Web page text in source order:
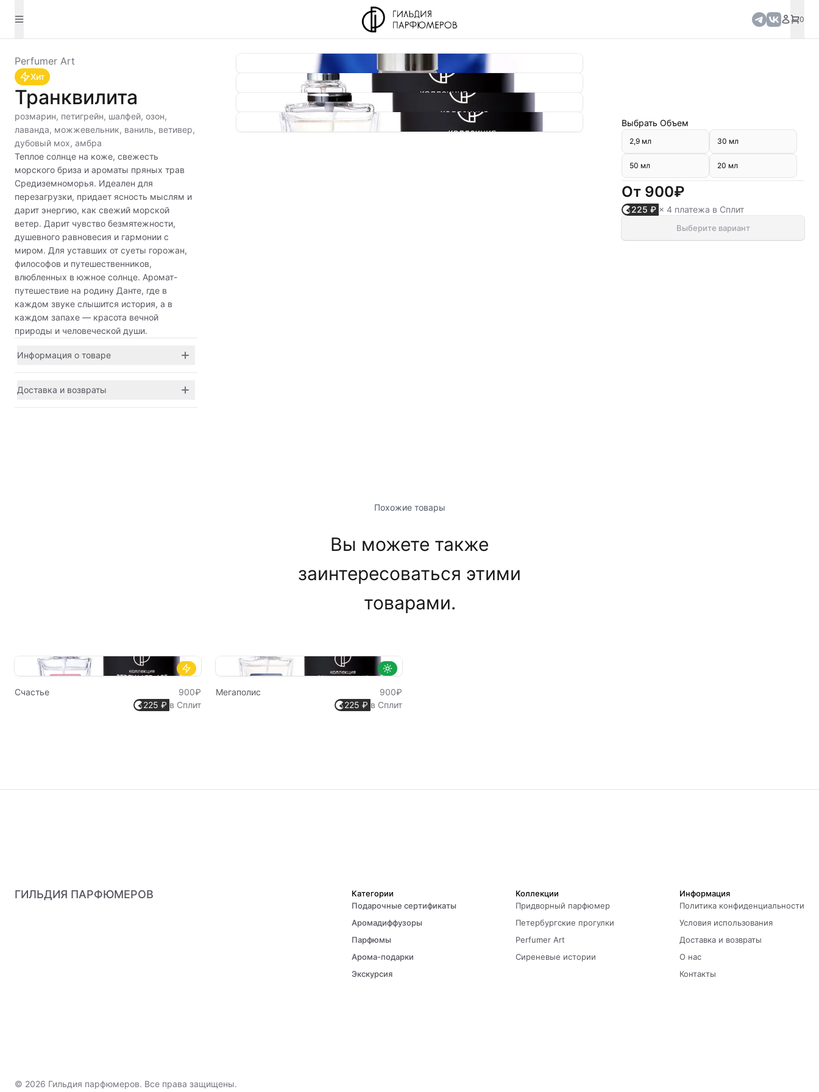
0
Perfumer Art
Хит
Транквилита
розмарин, петигрейн, шалфей, озон,
лаванда, можжевельник, ваниль, ветивер,
дубовый мох, амбра
Теплое солнце на коже, свежесть
морского бриза и ароматы пряных трав
Средиземноморья. Идеален для
перезагрузки, придает ясность мыслям и
дарит энергию, как свежий морской
ветер. Дарит чувство безмятежности,
душевного равновесия и гармонии с
миром. Для уставших от суеты горожан,
философов и путешественников,
влюбленных в южное солнце. Аромат-
путешествие на родину Данте, где в
каждом звуке слышится история, а в
каждом запахе — красота вечной
природы и человеческой души.
Информация о товаре
Доставка и возвраты
Выбрать Объем
2,9 мл 30 мл
50 мл 20 мл
От 900₽
225 ₽ × 4 платежа в Сплит
Выберите вариант
Похожие товары
Вы можете также
заинтересоваться этими
товарами.
Счастье
900₽
225 ₽ в Сплит
Мегаполис
900₽
225 ₽ в Сплит
ГИЛЬДИЯ ПАРФЮМЕРОВ
Категории
Подарочные сертификаты
Аромадиффузоры
Парфюмы
Арома-подарки
Экскурсия
Коллекции
Придворный парфюмер
Петербургские прогулки
Perfumer Art
Сиреневые истории
Информация
Политика конфиденциальности
Условия использования
Доставка и возвраты
О нас
Контакты
© 2026 Гильдия парфюмеров. Все права защищены.